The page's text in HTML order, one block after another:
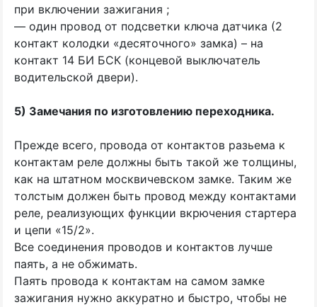
при включении зажигания ;
— один провод от подсветки ключа датчика (2
контакт колодки «десяточного» замка) – на
контакт 14 БИ БСК (концевой выключатель
водительской двери).
5) Замечания по изготовлению переходника.
Прежде всего, провода от контактов разьема к
контактам реле должны быть такой же толщины,
как на штатном москвичевском замке. Таким же
толстым должен быть провод между контактами
реле, реализующих функции вкрючения стартера
и цепи «15/2».
Все соединения проводов и контактов лучше
паять, а не обжимать.
Паять провода к контактам на самом замке
зажигания нужно аккуратно и быстро, чтобы не